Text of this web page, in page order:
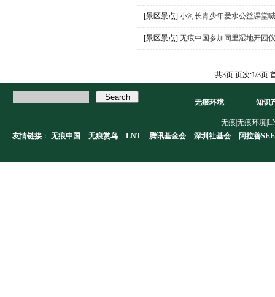
[景区景点] 小河长青少年爱水公益课堂
[景区景点] 无痕中国参加同里湿地开园
共3页 页次:1/3页
无痕环境 知识
无痕|无痕环境
友情链接 ： 无痕中国 无痕赏鸟 LNT 腾讯基金会 深圳社基会 阿拉善SEE